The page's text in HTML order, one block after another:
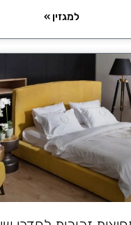
למגזין »